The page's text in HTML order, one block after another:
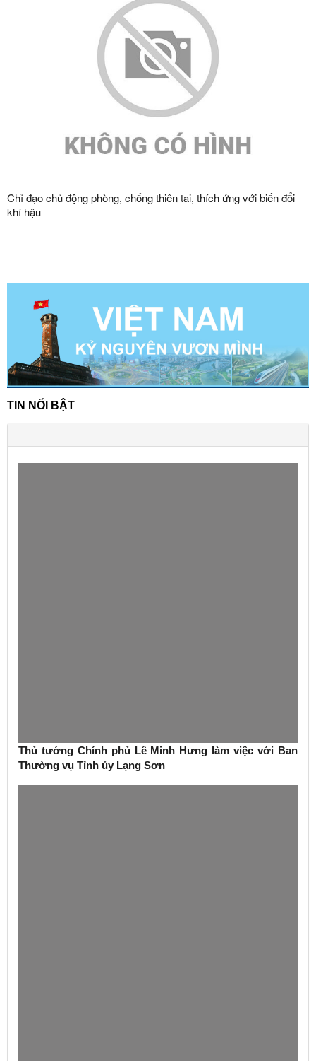
Chỉ đạo chủ động phòng, chống thiên tai, thích ứng với biến đổi
khí hậu
TIN NỔI BẬT
Thủ tướng Chính phủ Lê Minh Hưng làm việc với Ban
Thường vụ Tỉnh ủy Lạng Sơn